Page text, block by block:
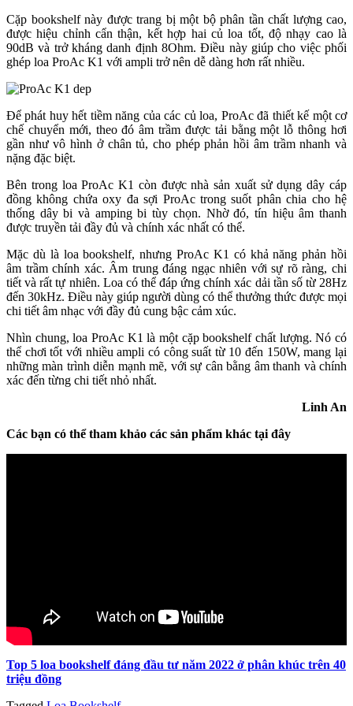
Cặp bookshelf này được trang bị một bộ phân tần chất lượng cao,
được hiệu chỉnh cẩn thận, kết hợp hai củ loa tốt, độ nhạy cao là
90dB và trở kháng danh định 8Ohm. Điều này giúp cho việc phối
ghép loa ProAc K1 với ampli trở nên dễ dàng hơn rất nhiều.
Để phát huy hết tiềm năng của các củ loa, ProAc đã thiết kế một cơ
chế chuyển mới, theo đó âm trầm được tải bằng một lỗ thông hơi
gần như vô hình ở chân tủ, cho phép phản hồi âm trầm nhanh và
nặng đặc biệt.
Bên trong loa ProAc K1 còn được nhà sản xuất sử dụng dây cáp
đồng không chứa oxy đa sợi ProAc trong suốt phân chia cho hệ
thống dây bi và amping bi tùy chọn. Nhờ đó, tín hiệu âm thanh
được truyền tải đầy đủ và chính xác nhất có thể.
Mặc dù là loa bookshelf, nhưng ProAc K1 có khả năng phản hồi
âm trầm chính xác. Âm trung đáng ngạc nhiên với sự rõ ràng, chi
tiết và rất tự nhiên. Loa có thể đáp ứng chính xác dải tần số từ 28Hz
đến 30kHz. Điều này giúp người dùng có thể thưởng thức được mọi
chi tiết âm nhạc với đầy đủ cung bậc cảm xúc.
Nhìn chung, loa ProAc K1 là một cặp bookshelf chất lượng. Nó có
thể chơi tốt với nhiều ampli có công suất từ 10 đến 150W, mang lại
những màn trình diễn mạnh mẽ, với sự cân bằng âm thanh và chính
xác đến từng chi tiết nhỏ nhất.
Linh An
Các bạn có thể tham khảo các sản phẩm khác tại đây
Top 5 loa bookshelf đáng đầu tư năm 2022 ở phân khúc trên 40
triệu đồng